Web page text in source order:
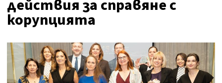
действия за справяне с
корупцията